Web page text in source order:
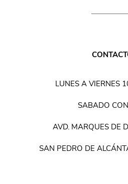
LUNES A VIERNES
SABADO
AVD. MARQUES DE
SAN PEDRO DE